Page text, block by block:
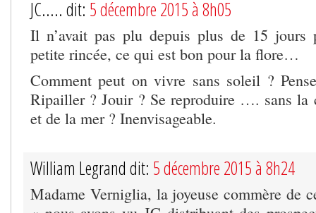
JC..... dit: 5 décembre 2015 à 8h05
Il n’avait pas plu depuis plus de 15 jours
petite rincée, ce qui est bon pour la flore…
Comment peut on vivre sans soleil ?
Ripailler ? Jouir ? Se reproduire …. sans la
et de la mer ? Inenvisageable.
William Legrand dit: 5 décembre 2015 à 8h24
Madame Verniglia, la joyeuse commère de